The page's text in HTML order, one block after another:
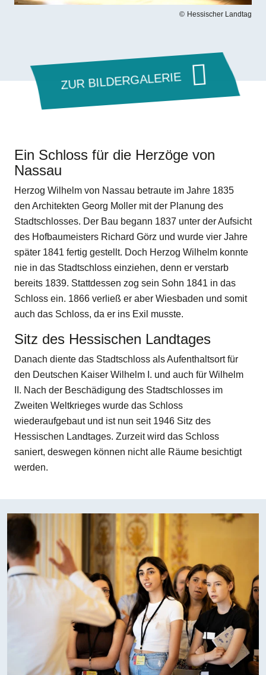
Hessischer Landtag
ZUR BILDERGALERIE
Ein Schloss für die Herzöge von
Nassau
Herzog Wilhelm von Nassau betraute im Jahre 1835
den Architekten Georg Moller mit der Planung des
Stadtschlosses. Der Bau begann 1837 unter der Aufsicht
des Hofbaumeisters Richard Görz und wurde vier Jahre
später 1841 fertig gestellt. Doch Herzog Wilhelm konnte
nie in das Stadtschloss einziehen, denn er verstarb
bereits 1839. Stattdessen zog sein Sohn 1841 in das
Schloss ein. 1866 verließ er aber Wiesbaden und somit
auch das Schloss, da er ins Exil musste.
Sitz des Hessischen Landtages
Danach diente das Stadtschloss als Aufenthaltsort für
den Deutschen Kaiser Wilhelm I. und auch für Wilhelm
II. Nach der Beschädigung des Stadtschlosses im
Zweiten Weltkrieges wurde das Schloss
wiederaufgebaut und ist nun seit 1946 Sitz des
Hessischen Landtages. Zurzeit wird das Schloss
saniert, deswegen können nicht alle Räume besichtigt
werden.
Bilddatei